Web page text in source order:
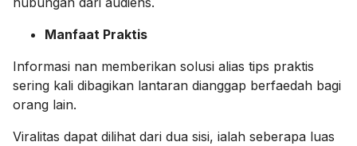
Manfaat Praktis
Informasi nan memberikan solusi alias tips praktis
sering kali dibagikan lantaran dianggap berfaedah bagi
orang lain.
Viralitas dapat dilihat dari dua sisi, ialah seberapa luas